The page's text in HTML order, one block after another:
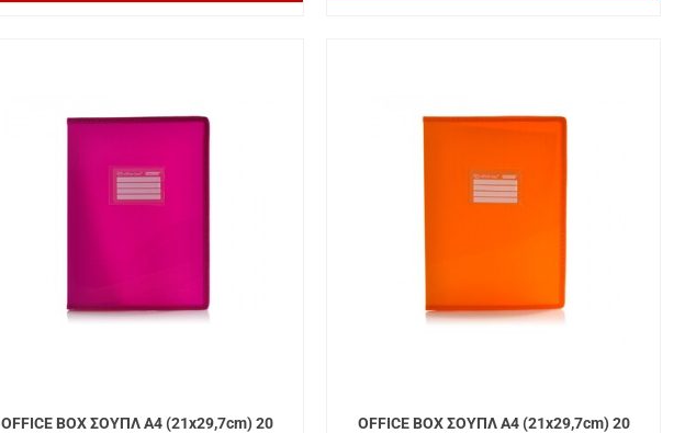
OFFICE BOX ΣΟΥΠΛ A4 (21x29,7cm) 20
OFFICE BOX ΣΟΥΠΛ A4 (21x29,7cm) 20